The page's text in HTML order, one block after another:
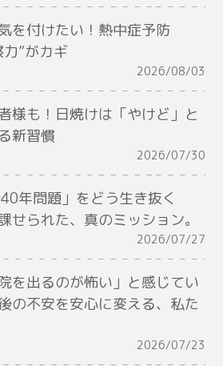
を付けたい！熱中症予防
”がカギ
2026/08/03
様も！日焼けは「やけど」と
新習慣
2026/07/30
年問題」をどう生き抜く
せられた、真のミッション。
2026/07/27
を出るのが怖い」と感じてい
の不安を安心に変える、私た
2026/07/23